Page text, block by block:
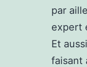
par
expert
Et
faisant